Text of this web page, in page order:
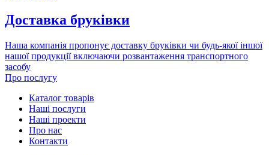
Доставка бруківки
Наша компанія пропонує доставку бруківки чи будь-якої іншої
нашої продукції включаючи розвантаження транспортного
засобу
Про послугу
Каталог товарів
Наші послуги
Наші проекти
Про нас
Контакти